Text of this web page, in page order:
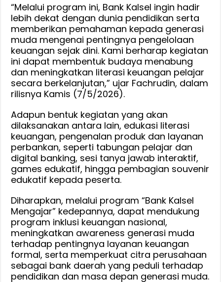
“Melalui program ini, Bank Kalsel ingin hadir
lebih dekat dengan dunia pendidikan serta
memberikan pemahaman kepada generasi
muda mengenai pentingnya pengelolaan
keuangan sejak dini. Kami berharap kegiatan
ini dapat membentuk budaya menabung
dan meningkatkan literasi keuangan pelajar
secara berkelanjutan,” ujar Fachrudin, dalam
rilisnya Kamis (7/5/2026).
Adapun bentuk kegiatan yang akan
dilaksanakan antara lain, edukasi literasi
keuangan, pengenalan produk dan layanan
perbankan, seperti tabungan pelajar dan
digital banking, sesi tanya jawab interaktif,
games edukatif, hingga pembagian souvenir
edukatif kepada peserta.
Diharapkan, melalui program “Bank Kalsel
Mengajar” kedepannya, dapat mendukung
program inklusi keuangan nasional,
meningkatkan awareness generasi muda
terhadap pentingnya layanan keuangan
formal, serta memperkuat citra perusahaan
sebagai bank daerah yang peduli terhadap
pendidikan dan masa depan generasi muda.